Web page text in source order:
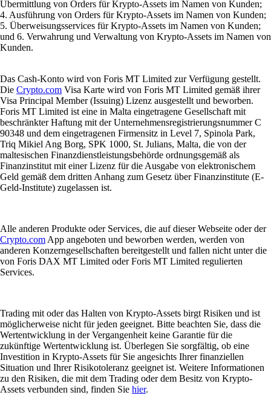
Übermittlung von Orders für Krypto-Assets im Namen von Kunden;
4. Ausführung von Orders für Krypto-Assets im Namen von Kunden;
5. Überweisungsservices für Krypto-Assets im Namen von Kunden;
und 6. Verwahrung und Verwaltung von Krypto-Assets im Namen von
Kunden.
Das Cash-Konto wird von Foris MT Limited zur Verfügung gestellt.
Die Crypto.com Visa Karte wird von Foris MT Limited gemäß ihrer
Visa Principal Member (Issuing) Lizenz ausgestellt und beworben.
Foris MT Limited ist eine in Malta eingetragene Gesellschaft mit
beschränkter Haftung mit der Unternehmensregistrierungsnummer C
90348 und dem eingetragenen Firmensitz in Level 7, Spinola Park,
Triq Mikiel Ang Borg, SPK 1000, St. Julians, Malta, die von der
maltesischen Finanzdienstleistungsbehörde ordnungsgemäß als
Finanzinstitut mit einer Lizenz für die Ausgabe von elektronischem
Geld gemäß dem dritten Anhang zum Gesetz über Finanzinstitute (E-
Geld-Institute) zugelassen ist.
Alle anderen Produkte oder Services, die auf dieser Webseite oder der
Crypto.com App angeboten und beworben werden, werden von
anderen Konzerngesellschaften bereitgestellt und fallen nicht unter die
von Foris DAX MT Limited oder Foris MT Limited regulierten
Services.
Trading mit oder das Halten von Krypto-Assets birgt Risiken und ist
möglicherweise nicht für jeden geeignet. Bitte beachten Sie, dass die
Wertentwicklung in der Vergangenheit keine Garantie für die
zukünftige Wertentwicklung ist. Überlegen Sie sorgfältig, ob eine
Investition in Krypto-Assets für Sie angesichts Ihrer finanziellen
Situation und Ihrer Risikotoleranz geeignet ist. Weitere Informationen
zu den Risiken, die mit dem Trading oder dem Besitz von Krypto-
Assets verbunden sind, finden Sie hier.